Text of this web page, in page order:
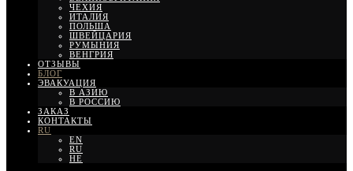
ЧЕХИЯ
ИТАЛИЯ
ПОЛЬША
ШВЕЙЦАРИЯ
РУМЫНИЯ
ВЕНГРИЯ
ОТЗЫВЫ
БЛОГ
ЭВАКУАЦИЯ
В АЗИЮ
В РОССИЮ
ЗАКАЗ
КОНТАКТЫ
RU
EN
RU
HE